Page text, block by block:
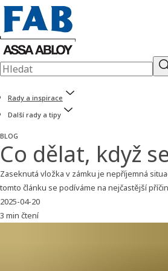
Rady a inspirace
Další rady a tipy
BLOG
Co dělat, když
Zaseknutá vložka v zámku je nepříjemná
tomto článku se podíváme na nejčastější
2025-04-20
3 min čtení